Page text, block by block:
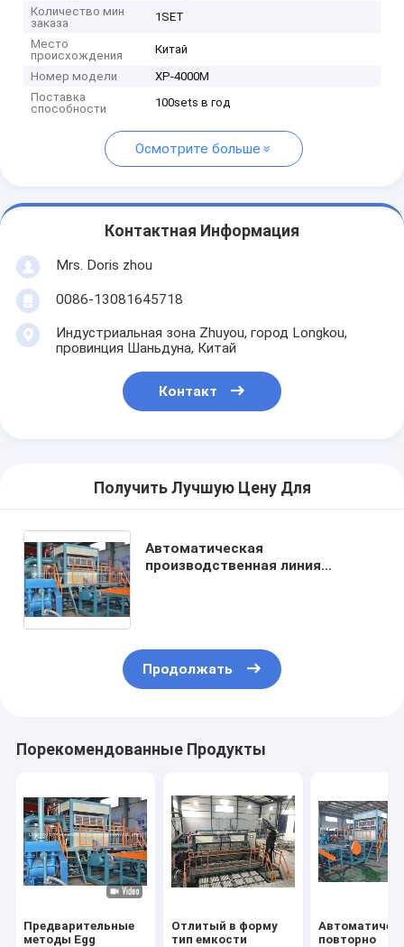
Количество мин
заказа
1SET
Место
происхождения
Китай
Номер модели
ХР-4000М
Поставка
способности
100sets в год
Осмотрите больше
Контактная Информация
Mrs. Doris zhou
0086-13081645718
Индустриальная зона Zhuyou, город Longkou,
провинция Шаньдуна, Китай
Контакт
Получить Лучшую Цену Для
Автоматическая
производственная линия
Продолжать
Порекомендованные Продукты
Предварительные
методы Egg
Отлитый в форму
тип емкости
повторно